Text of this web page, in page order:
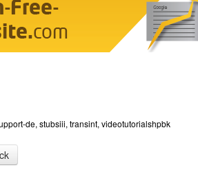
de, stubsiii, transint, videotutorialshpbk